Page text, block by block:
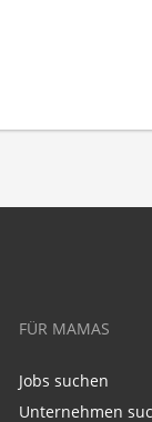
FÜR MAMAS
Jobs suchen
Unternehmen